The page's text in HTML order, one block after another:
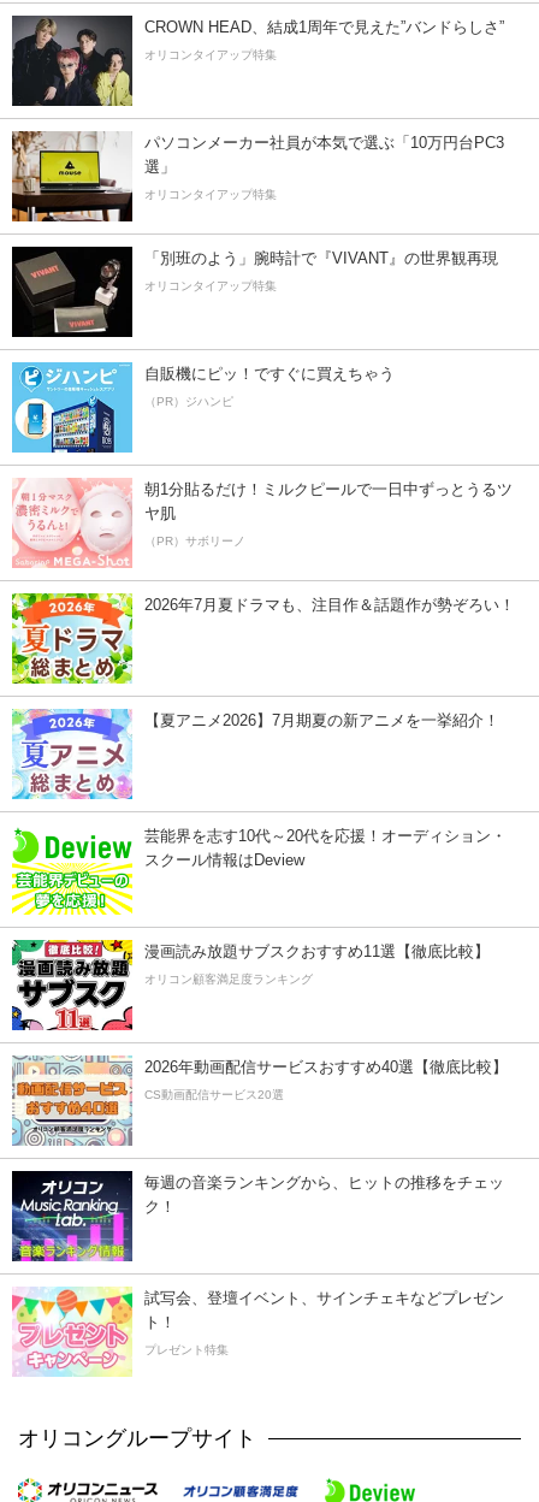
CROWN HEAD、結成1周年で見えた”バンドらしさ”
オリコンタイアップ特集
パソコンメーカー社員が本気で選ぶ「10万円台PC3
選」
オリコンタイアップ特集
「別班のよう」腕時計で『VIVANT』の世界観再現
オリコンタイアップ特集
自販機にピッ！ですぐに買えちゃう
（PR）ジハンピ
朝1分貼るだけ！ミルクピールで一日中ずっとうるツ
ヤ肌
（PR）サボリーノ
2026年7月夏ドラマも、注目作＆話題作が勢ぞろい！
【夏アニメ2026】7月期夏の新アニメを一挙紹介！
芸能界を志す10代～20代を応援！オーディション・
スクール情報はDeview
漫画読み放題サブスクおすすめ11選【徹底比較】
オリコン顧客満足度ランキング
2026年動画配信サービスおすすめ40選【徹底比較】
CS動画配信サービス20選
毎週の音楽ランキングから、ヒットの推移をチェッ
ク！
試写会、登壇イベント、サインチェキなどプレゼン
ト！
プレゼント特集
オリコングループサイト